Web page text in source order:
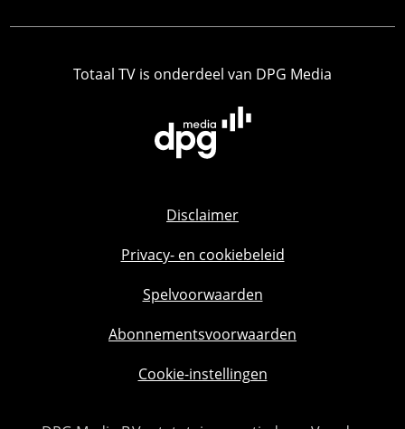
Totaal TV is onderdeel van DPG Media
Disclaimer
Privacy- en cookiebeleid
Spelvoorwaarden
Abonnementsvoorwaarden
Cookie-instellingen